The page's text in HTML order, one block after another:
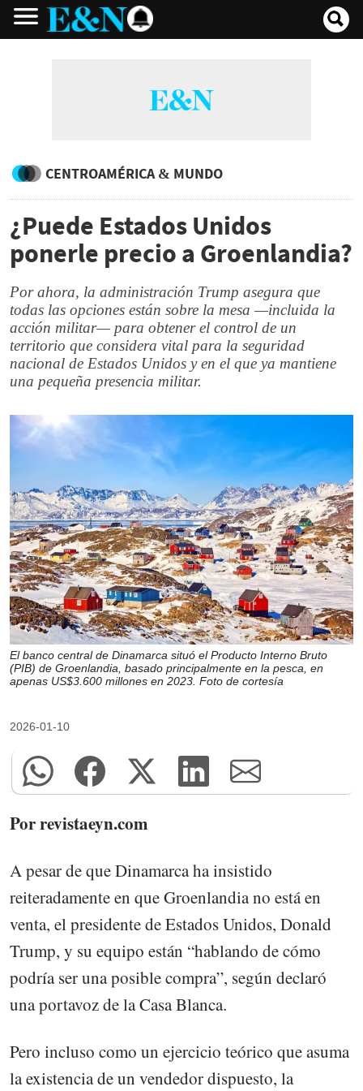
CENTROAMÉRICA & MUNDO
¿Puede Estados Unidos
ponerle precio a Groenlandia?
Por ahora, la administración Trump asegura que
todas las opciones están sobre la mesa —incluida la
acción militar— para obtener el control de un
territorio que considera vital para la seguridad
nacional de Estados Unidos y en el que ya mantiene
una pequeña presencia militar.
El banco central de Dinamarca situó el Producto Interno Bruto
(PIB) de Groenlandia, basado principalmente en la pesca, en
apenas US$3.600 millones en 2023. Foto de cortesía
2026-01-10
Por revistaeyn.com
A pesar de que Dinamarca ha insistido
reiteradamente en que Groenlandia no está en
venta, el presidente de Estados Unidos, Donald
Trump, y su equipo están “hablando de cómo
podría ser una posible compra”, según declaró
una portavoz de la Casa Blanca.
Pero incluso como un ejercicio teórico que asuma
la existencia de un vendedor dispuesto, la